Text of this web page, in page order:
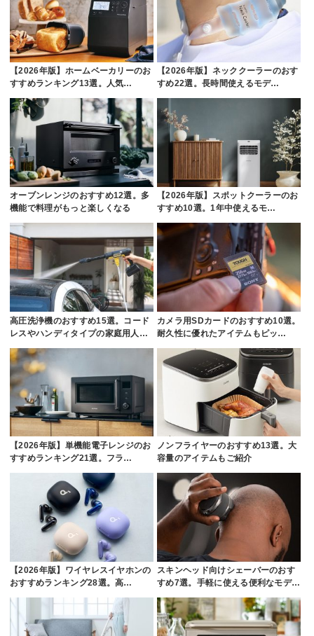
【2026年版】ホームベーカリーのお
すすめランキング13選。人気…
【2026年版】ネッククーラーのおす
すめ22選。長時間使えるモデ…
オーブンレンジのおすすめ12選。多
機能で料理がもっと楽しくなる
【2026年版】スポットクーラーのお
すすめ10選。1年中使えるモ…
高圧洗浄機のおすすめ15選。コード
レスやハンディタイプの家庭用人…
カメラ用SDカードのおすすめ10選。
耐久性に優れたアイテムもピッ…
【2026年版】単機能電子レンジのお
すすめランキング21選。フラ…
ノンフライヤーのおすすめ13選。大
容量のアイテムもご紹介
【2026年版】ワイヤレスイヤホンの
おすすめランキング28選。高…
スキンヘッド向けシェーバーのおす
すめ7選。手軽に使える便利なモデ…